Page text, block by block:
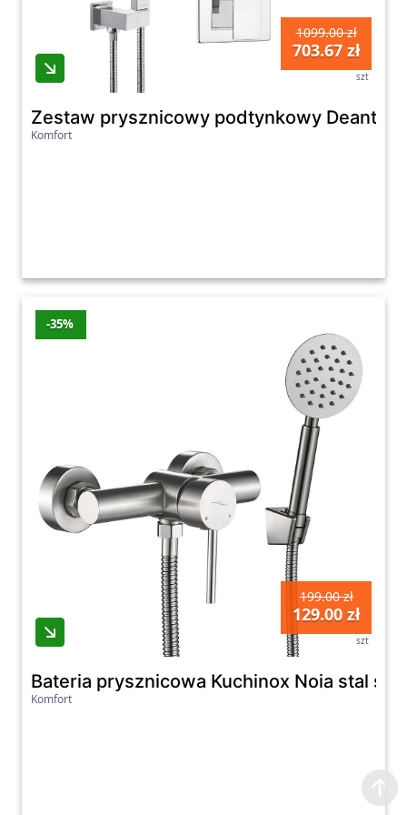
1099.00 zł
703.67 zł
szt
Zestaw prysznicowy podtynkowy Deante
Komfort
-35%
199.00 zł
129.00 zł
szt
Bateria prysznicowa Kuchinox Noia stal
Komfort